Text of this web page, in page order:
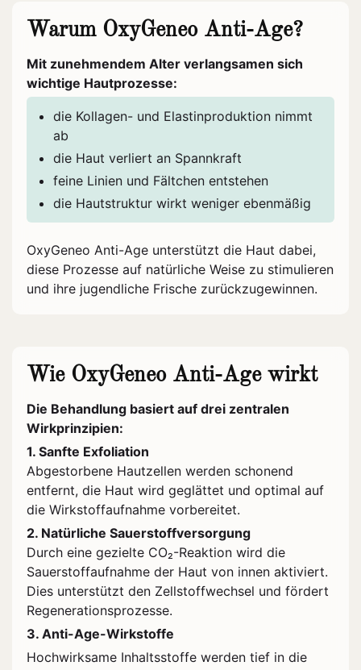
Warum OxyGeneo Anti-Age?
Mit zunehmendem Alter verlangsamen sich
wichtige Hautprozesse:
die Kollagen- und Elastinproduktion nimmt
ab
die Haut verliert an Spannkraft
feine Linien und Fältchen entstehen
die Hautstruktur wirkt weniger ebenmäßig
OxyGeneo Anti-Age unterstützt die Haut dabei,
diese Prozesse auf natürliche Weise zu stimulieren
und ihre jugendliche Frische zurückzugewinnen.
Wie OxyGeneo Anti-Age wirkt
Die Behandlung basiert auf drei zentralen
Wirkprinzipien:
1. Sanfte Exfoliation
Abgestorbene Hautzellen werden schonend
entfernt, die Haut wird geglättet und optimal auf
die Wirkstoffaufnahme vorbereitet.
2. Natürliche Sauerstoffversorgung
Durch eine gezielte CO₂-Reaktion wird die
Sauerstoffaufnahme der Haut von innen aktiviert.
Dies unterstützt den Zellstoffwechsel und fördert
Regenerationsprozesse.
3. Anti-Age-Wirkstoffe
Hochwirksame Inhaltsstoffe werden tief in die